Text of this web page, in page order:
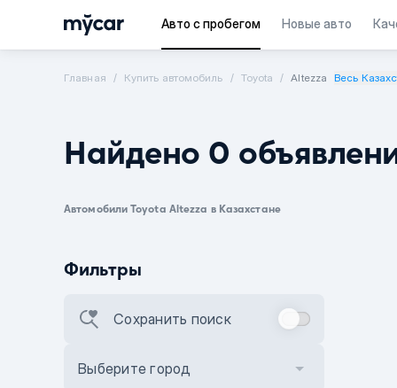
Авто с пробегом Новые авто
Главная Купить автомобиль Toyota Altezza Весь
Найдено 0
Автомобили Toyota Altezza в Казахстане
Фильтры
Сохранить поиск
Выберите город